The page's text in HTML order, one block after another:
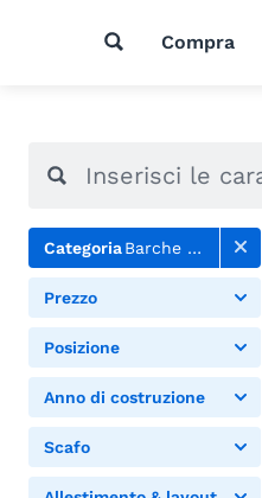
Compra
CategoriaBarche a motore
Prezzo
Posizione
Anno di costruzione
Scafo